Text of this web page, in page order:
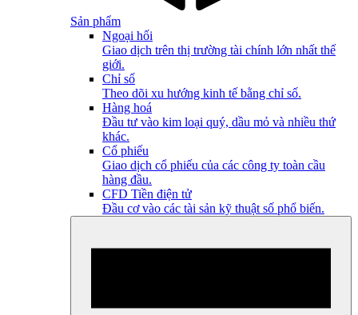
Sản phẩm
Ngoại hối
Giao dịch trên thị trường tài chính lớn nhất thế
giới.
Chỉ số
Theo dõi xu hướng kinh tế bằng chỉ số.
Hàng hoá
Đầu tư vào kim loại quý, dầu mỏ và nhiều thứ
khác.
Cổ phiếu
Giao dịch cổ phiếu của các công ty toàn cầu
hàng đầu.
CFD Tiền điện tử
Đầu cơ vào các tài sản kỹ thuật số phổ biến.